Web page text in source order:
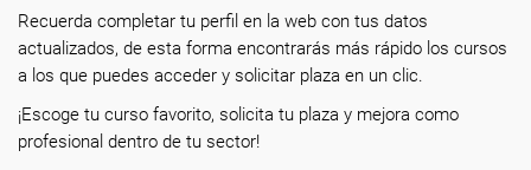
Recuerda completar tu perfil en la web con tus datos
actualizados, de esta forma encontrarás más rápido los cursos
a los que puedes acceder y solicitar plaza en un clic.
¡Escoge tu curso favorito, solicita tu plaza y mejora como
profesional dentro de tu sector!